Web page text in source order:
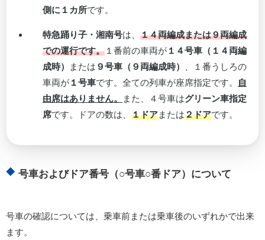
側に１カ所です。
特急踊り子・湘南号は、 １４両編成または９両編成
での運行です。 １番前の車両が １４号車（１４両編
成時）
または ９号車（９両編成時）
、１番うしろの
車両が １号車です。全ての列車が座席指定です。
自
由席はありません。
また、４号車はグリーン車指定
席です。ドアの数は、 １ドアまたは２ドアです。
号車およびドア番号（○号車○番ドア）について
号車の確認については、乗車前または乗車後のいずれかで出来
ます。